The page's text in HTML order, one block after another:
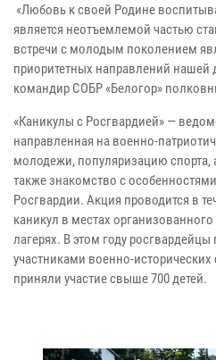
«Любовь к своей Родине
является неотъемлемой частью
встречи с молодым поколением
приоритетных направлений нашей
командир СОБР «Белогор»
«Каникулы с Росгвардией» —
направленная на военно-
молодежи, популяризацию спорта,
также знакомство с
Росгвардии. Акция проводится в
каникул в местах
лагерях. В этом году
участниками военно-
приняли участие свыше 700 детей.